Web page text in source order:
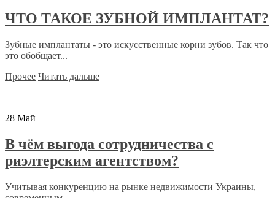
ЧТО ТАКОЕ ЗУБНОЙ ИМПЛАНТАТ?
Зубные имплантаты - это искусственные корни зубов. Так что
это обобщает...
Прочее Читать дальше
28 Май
В чём выгода сотрудничества с
риэлтерским агентством?
Учитывая конкуренцию на рынке недвижимости Украины,